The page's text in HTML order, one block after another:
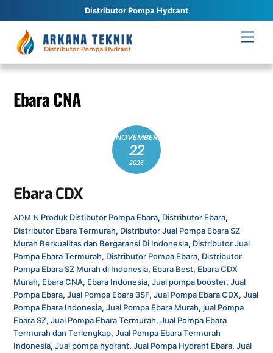
Distributor Pompa Hydrant
content
Ebara CNA
NOVEMBER
22
2023
Ebara CDX
ADMIN Produk Distibutor Pompa Ebara, Distributor Ebara,
Distributor Ebara Termurah, Distributor Jual Pompa Ebara SZ
Murah Berkualitas dan Bergaransi Di Indonesia, Distributor Jual
Pompa Ebara Termurah, Distributor Pompa Ebara, Distributor
Pompa Ebara SZ Murah di Indonesia, Ebara Best, Ebara CDX
Murah, Ebara CNA, Ebara Indonesia,Jual pompa booster,Jual
Pompa Ebara,Jual Pompa Ebara 3SF,Jual Pompa Ebara CDX,Jual
Pompa Ebara Indonesia,Jual Pompa Ebara Murah, jual Pompa
Ebara SZ,Jual Pompa Ebara Termurah,Jual Pompa Ebara
Termurah dan Terlengkap,Jual Pompa Ebara Termurah
Indonesia,Jual pompa hydrant,Jual Pompa Hydrant Ebara,Jual